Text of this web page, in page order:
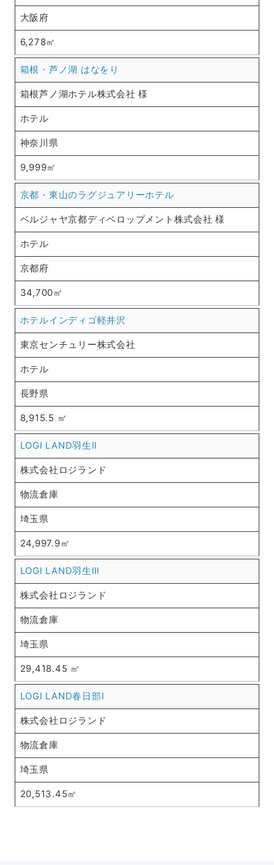
大阪府
6,278㎡
箱根・芦ノ湖 はなをり
箱根芦ノ湖ホテル株式会社 様
ホテル
神奈川県
9,999㎡
京都・東山のラグジュアリーホテル
ベルジャヤ京都ディベロップメント株式会社 様
ホテル
京都府
34,700㎡
ホテルインディゴ軽井沢
東京センチュリー株式会社
ホテル
長野県
8,915.5 ㎡
LOGI LAND羽生Ⅱ
株式会社ロジランド
物流倉庫
埼玉県
24,997.9㎡
LOGI LAND羽生Ⅲ
株式会社ロジランド
物流倉庫
埼玉県
29,418.45 ㎡
LOGI LAND春日部Ⅰ
株式会社ロジランド
物流倉庫
埼玉県
20,513.45㎡